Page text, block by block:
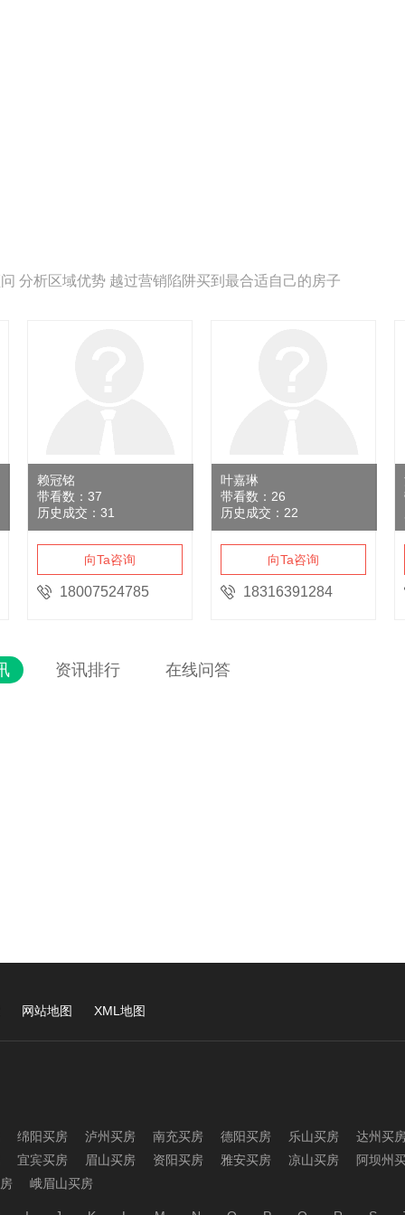
分析区域优势 越过营销陷阱买到最合适自己的房子
赖冠铭
带看数： 37
历史成交： 31
向Ta咨询
18007524785
叶嘉琳
带看数： 26
历史成交： 22
向Ta咨询
18316391284
资讯排行 在线问答
网站地图 XML地图
绵阳买房 泸州买房 南充买房 德阳买房 乐山买房
达州买
宜宾买房 眉山买房 资阳买房 雅安买房 凉山买房
阿坝州
峨眉山买房